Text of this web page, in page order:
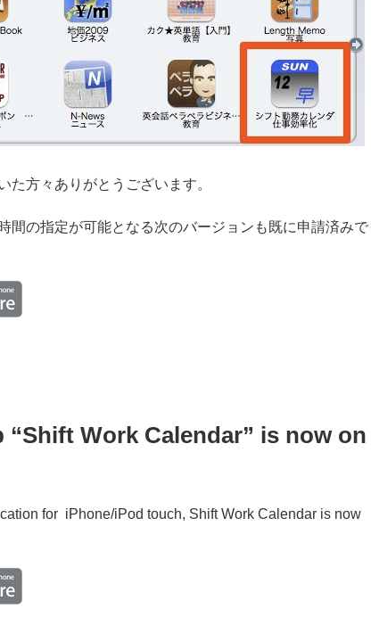
た方々ありがとうございます。
間の指定が可能となる次のバージョンも既に申請済みで
“Shift Work Calendar” is now on
for iPhone/iPod touch, Shift Work Calendar is now